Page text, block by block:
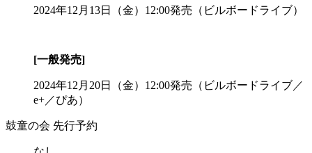
2024年12月13日（金）12:00発売（ビルボードライブ）
[一般発売]
2024年12月20日（金）12:00発売（ビルボードライブ／
e+／ぴあ）
鼓童の会 先行予約